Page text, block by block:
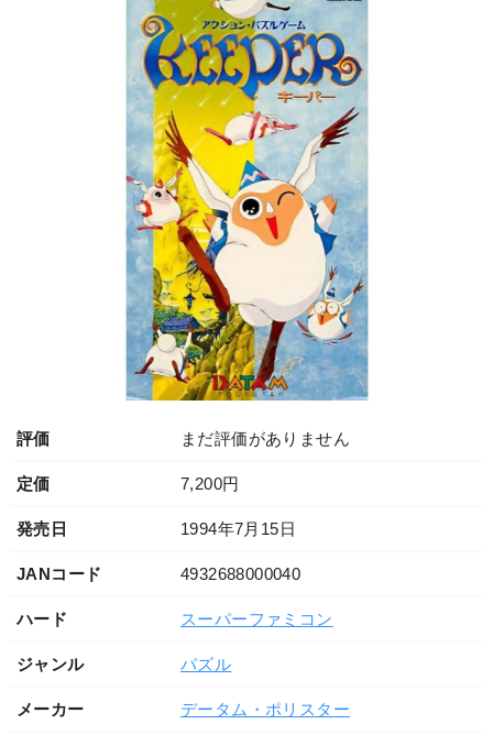
評価 まだ評価がありません
定価 7,200円
発売日 1994年7月15日
JANコード 4932688000040
ハード スーパーファミコン
ジャンル パズル
メーカー データム・ポリスター